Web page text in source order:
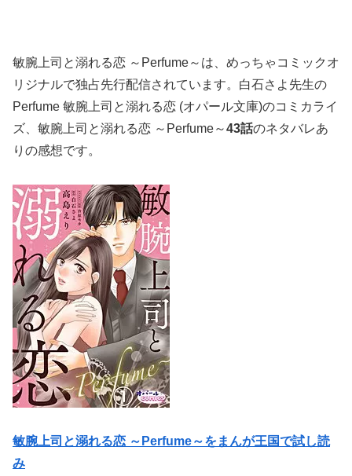
敏腕上司と溺れる恋 ～Perfume～は、めっちゃコミックオ
リジナルで独占先行配信されています。白石さよ先生の
Perfume 敏腕上司と溺れる恋 (オパール文庫)のコミカライ
ズ、 敏腕上司と溺れる恋 ～Perfume～43話のネタバレあ
りの感想です。
敏腕上司と溺れる恋 ～Perfume～をまんが王国で試し読
み